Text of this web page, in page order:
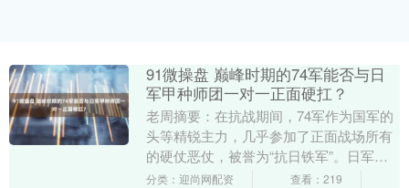
91微操盘 巅峰时期的74军能否与日
军甲种师团一对一正面硬扛？
老周摘要：在抗战期间，74军作为国军的
头等精锐主力，几乎参加了正面战场所有
的硬仗恶仗，被誉为“抗日铁军”。日军甲
种师团则是日军的头等主力，那么巅峰时
分类：迎尚网配资 查看：219